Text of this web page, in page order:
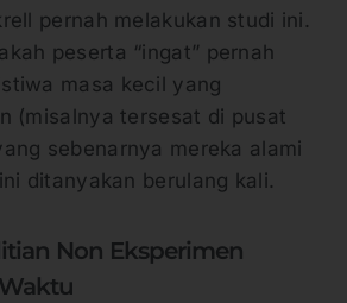
pernah melakukan studi ini.
peserta “ingat” pernah
masa kecil yang
(misalnya tersesat di pusat
sebenarnya mereka alami
ditanyakan berulang kali.
Non Eksperimen